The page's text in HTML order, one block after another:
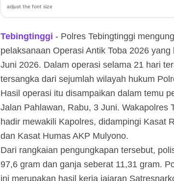
adjust the font size
Tebingtinggi - Polres Tebingtinggi
pelaksanaan Operasi Antik Toba 2026
Juni 2026. Dalam operasi selama 21 hari
tersangka dari sejumlah wilayah hukum
Hasil operasi itu disampaikan dalam temu
Jalan Pahlawan, Rabu, 3 Juni. Wakapolres
hadir mewakili Kapolres, didampingi Kasat
dan Kasat Humas AKP Mulyono.
Dari rangkaian pengungkapan tersebut,
97,6 gram dan ganja seberat 11,31 gram.
ini merupakan hasil kerja jajaran